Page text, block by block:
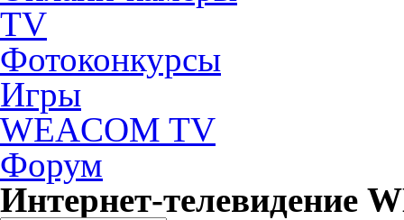
TV
Фотоконкурсы
Игры
WEACOM TV
Форум
Интернет-телевидение